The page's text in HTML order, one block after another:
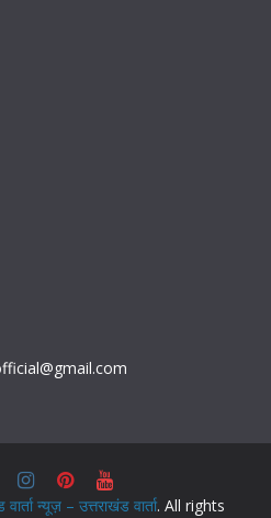
वार्ता न्यूज़ – उत्तराखंड वार्ता. All rights